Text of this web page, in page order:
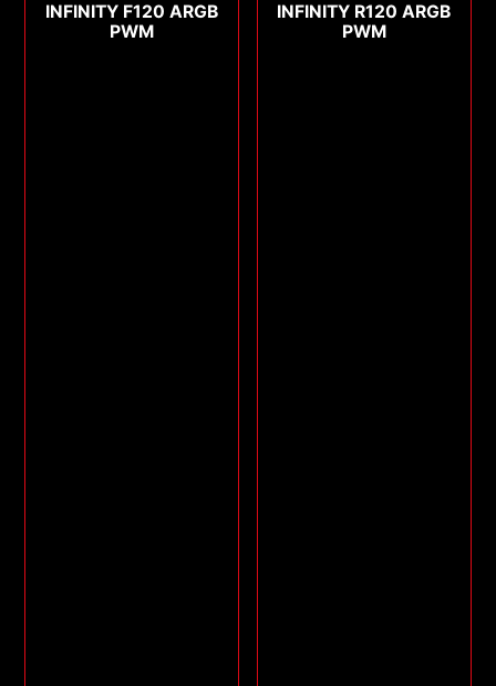
INFINITY F120 ARGB
PWM
INFINITY R120 ARGB
PWM